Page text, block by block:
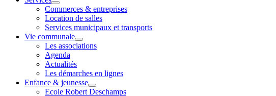
Commerces & entreprises
Location de salles
Services municipaux et transports
Vie communale
Les associations
Agenda
Actualités
Les démarches en lignes
Enfance & jeunesse
Ecole Robert Deschamps